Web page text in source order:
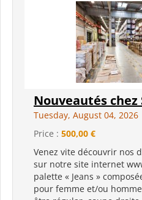
Nouveautés chez
Tuesday, August 04, 2026
Price : 500,00 €
Venez vite découvrir nos
sur notre site internet
palette « Jeans »
pour femme et/ou